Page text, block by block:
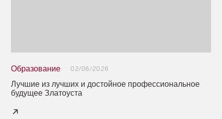
Образование 02/06/2026
Лучшие из лучших и достойное профессиональное
будущее Златоуста